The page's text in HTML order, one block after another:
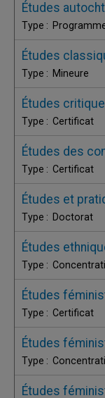
Études
Études
Mineure
Études
Certificat
Études des
Certificat
Études et
Doctorat
Études
Études
Certificat
Études
Études